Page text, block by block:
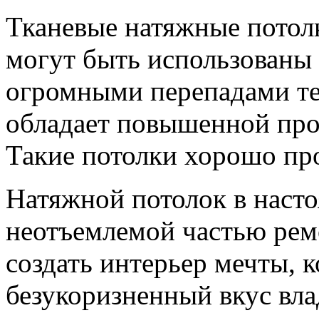
Тканевые натяжные
могут быть
огромными перепадами
обладает повышенной
Такие потолки хорошо
Натяжной потолок в
неотъемлемой частью
создать интерьер мечты,
безукоризненный вкус